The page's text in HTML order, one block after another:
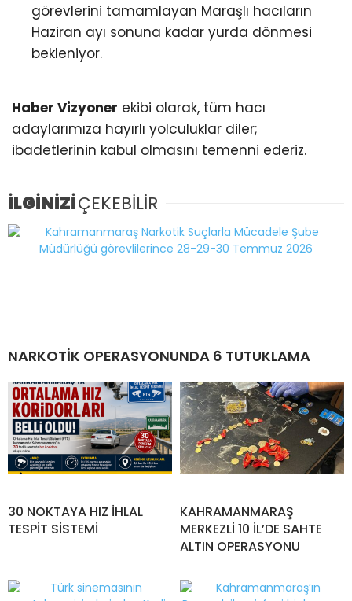
görevlerini tamamlayan Maraşlı hacıların
Haziran ayı sonuna kadar yurda dönmesi
bekleniyor.
Haber Vizyoner ekibi olarak, tüm hacı
adaylarımıza hayırlı yolculuklar diler;
ibadetlerinin kabul olmasını temenni ederiz.
İLGİNİZİÇEKEBİLİR
NARKOTİK OPERASYONUNDA 6 TUTUKLAMA
30 NOKTAYA HIZ İHLAL
TESPİT SİSTEMİ
KAHRAMANMARAŞ
MERKEZLİ 10 İL’DE SAHTE
ALTIN OPERASYONU